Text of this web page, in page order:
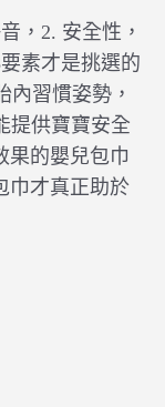
，2. 安全性，
素才是挑選的
內習慣姿勢，
提供寶寶安全
果的嬰兒包巾
巾才真正助於